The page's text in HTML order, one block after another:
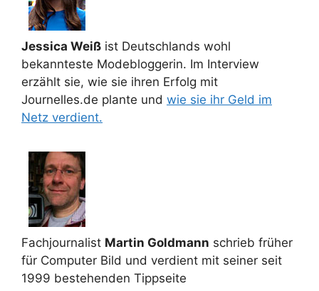
Jessica Weiß ist Deutschlands wohl
bekannteste Modebloggerin. Im Interview
erzählt sie, wie sie ihren Erfolg mit
Journelles.de plante und wie sie ihr Geld im
Netz verdient.
Fachjournalist Martin Goldmann schrieb früher
für Computer Bild und verdient mit seiner seit
1999 bestehenden Tippseite